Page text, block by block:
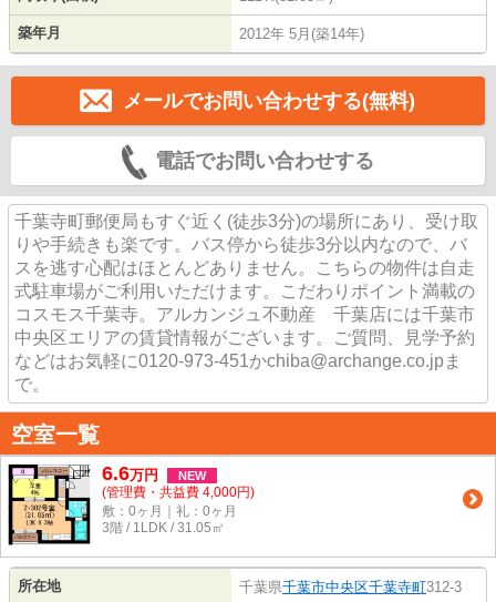
築年月 2012年 5月(築14年)
メールでお問い合わせする(無料)
電話でお問い合わせする
千葉寺町郵便局もすぐ近く(徒歩3分)の場所にあり、受け取
りや手続きも楽です。バス停から徒歩3分以内なので、バ
スを逃す心配はほとんどありません。こちらの物件は自走
式駐車場がご利用いただけます。こだわりポイント満載の
コスモス千葉寺。アルカンジュ不動産 千葉店には千葉市
中央区エリアの賃貸情報がございます。ご質問、見学予約
などはお気軽に0120-973-451かchiba@archange.co.jpま
で。
空室一覧
6.6万円 NEW
(管理費・共益費 4,000円)
敷：0ヶ月｜礼：0ヶ月
3階 / 1LDK / 31.05㎡
所在地 千葉県千葉市中央区千葉寺町312-3